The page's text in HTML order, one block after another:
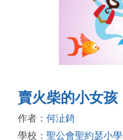
賣火柴的小女孩
作者： 何沚錡
學校： 聖公會聖約瑟小學